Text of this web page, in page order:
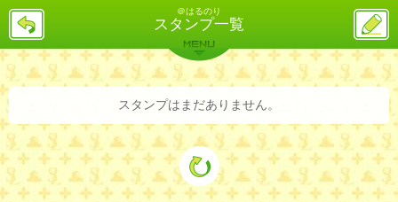
＠はるのり
スタンプ一覧
戻
ス
投
稿
バックナンバー 詳細検索 ランキング
MENU
スタンプはまだありません。